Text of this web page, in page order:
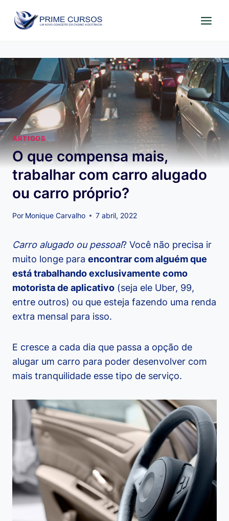
para
ARTIGOS
O que compensa mais,
trabalhar com carro alugado
ou carro próprio?
Por Monique Carvalho 7 abril, 2022
Carro alugado ou pessoal? Você não precisa ir
muito longe para encontrar com alguém que
está trabalhando exclusivamente como
motorista de aplicativo (seja ele Uber, 99,
entre outros) ou que esteja fazendo uma renda
extra mensal para isso.
E cresce a cada dia que passa a opção de
alugar um carro para poder desenvolver com
mais tranquilidade esse tipo de serviço.